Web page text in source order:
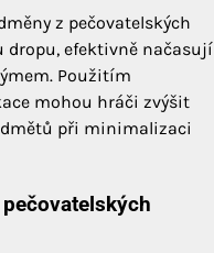
z pečovatelských
efektivně načasují
Použitím
mohou hráči zvýšit
při minimalizaci